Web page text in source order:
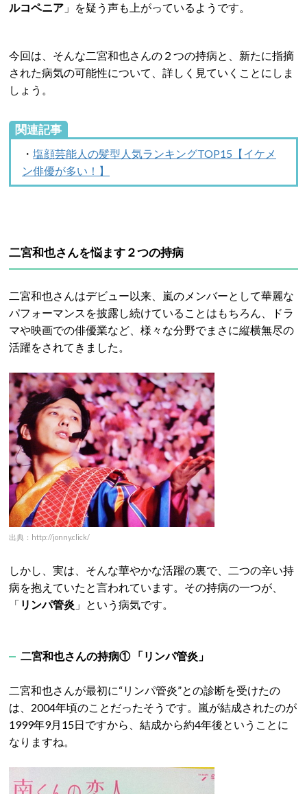
ルコペニア 」を疑う声も上がっているようです。
今回は、そんな二宮和也さんの２つの持病と、新たに指摘
された病気の可能性について、詳しく見ていくことにしま
しょう。
関連記事
・ 塩顔芸能人の髪型人気ランキングTOP15【イケメ
ン俳優が多い！】
二宮和也さんを悩ます２つの持病
二宮和也さんはデビュー以来、嵐のメンバーとして華麗な
パフォーマンスを披露し続けていることはもちろん、ドラ
マや映画での俳優業など、様々な分野でまさに縦横無尽の
活躍をされてきました。
出典：http://jonny.click/
しかし、実は、そんな華やかな活躍の裏で、二つの辛い持
病を抱えていたと言われています。その持病の一つが、
「 リンパ管炎 」という病気です。
二宮和也さんの持病① 「リンパ管炎」
二宮和也さんが最初に“リンパ管炎”との診断を受けたの
は、2004年頃のことだったそうです。嵐が結成されたのが
1999年9月15日ですから、結成から約4年後ということに
なりますね。